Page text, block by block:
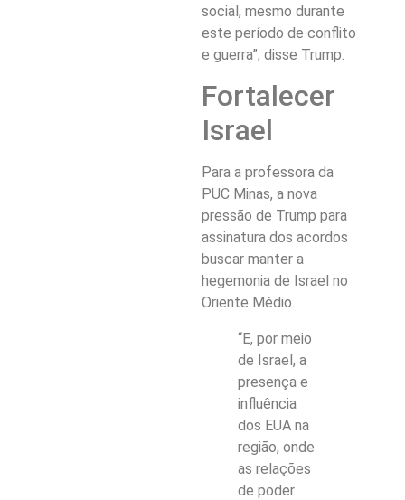
social, mesmo durante
este período de conflito
e guerra”, disse Trump.
Fortalecer
Israel
Para a professora da
PUC Minas, a nova
pressão de Trump para
assinatura dos acordos
buscar manter a
hegemonia de Israel no
Oriente Médio.
“E, por meio
de Israel, a
presença e
influência
dos EUA na
região, onde
as relações
de poder